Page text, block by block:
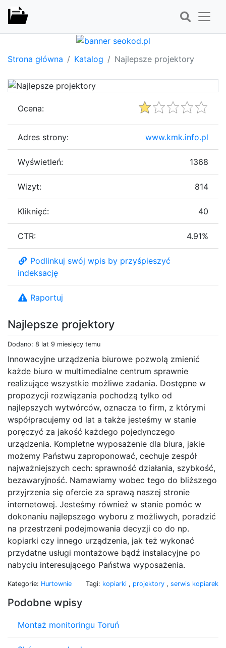
Strona główna Katalog Najlepsze projektory
Najlepsze projektory
Dodano: 8 lat 9 miesięcy temu
Innowacyjne urządzenia biurowe pozwolą zmienić
każde biuro w multimedialne centrum sprawnie
realizujące wszystkie możliwe zadania. Dostępne w
propozycji rozwiązania pochodzą tylko od
najlepszych wytwórców, oznacza to firm, z którymi
współpracujemy od lat a także jesteśmy w stanie
poręczyć za jakość każdego pojedynczego
urządzenia. Kompletne wyposażenie dla biura, jakie
możemy Państwu zaproponować, cechuje zespół
najważniejszych cech: sprawność działania, szybkość,
bezawaryjność. Namawiamy wobec tego do bliższego
przyjrzenia się ofercie za sprawą naszej stronie
internetowej. Jesteśmy również w stanie pomóc w
dokonaniu najlepszego wyboru z możliwych, poradzić
na przestrzeni podejmowania decyzji co do np.
kopiarki czy innego urządzenia, jak też wykonać
przydatne usługi montażowe bądź instalacyjne po
nabyciu interesującego Państwa wyposażenia.
Kategorie: Hurtownie Tagi: kopiarki , projektory , serwis kopiarek
Podobne wpisy
Montaż monitoringu Toruń
Ocena:
Adres strony: www.kmk.info.pl
Wyświetleń: 1368
Wizyt: 814
Kliknięć: 40
CTR: 4.91%
Podlinkuj swój wpis by przyśpieszyć
indeksację
Raportuj